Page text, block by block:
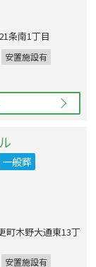
条南1丁目
安置施設有
一般葬
町木野大通東13丁
安置施設有